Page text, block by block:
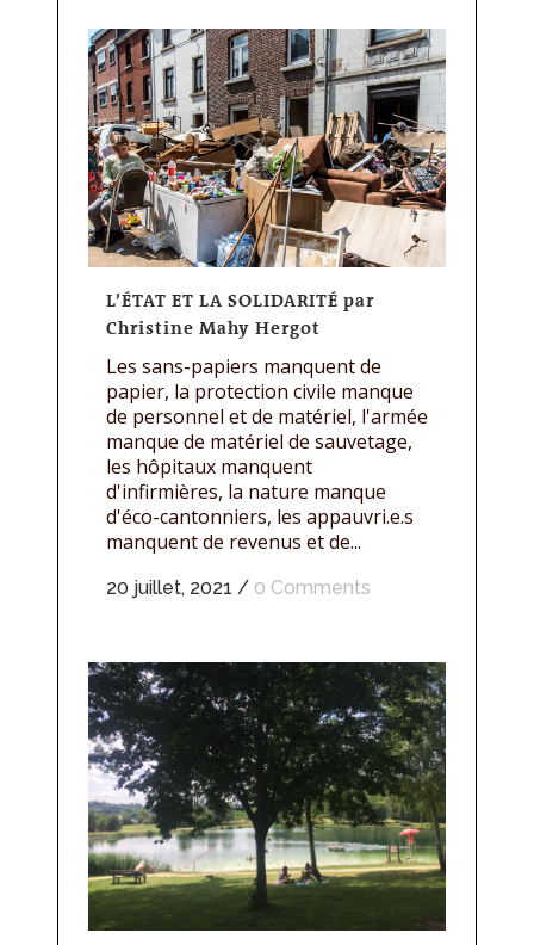
L’ÉTAT ET LA SOLIDARITÉ par
Christine Mahy Hergot
Les sans-papiers manquent de
papier, la protection civile manque
de personnel et de matériel, l'armée
manque de matériel de sauvetage,
les hôpitaux manquent
d'infirmières, la nature manque
d'éco-cantonniers, les appauvri.e.s
manquent de revenus et de...
20 juillet, 2021 / 0 Comments